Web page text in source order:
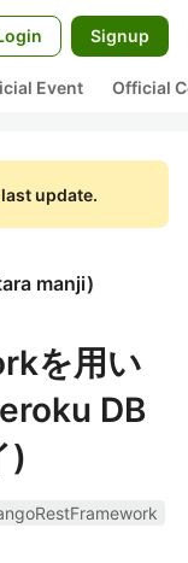
Signup
Event Official
update.
manji)
を用い
DB
)